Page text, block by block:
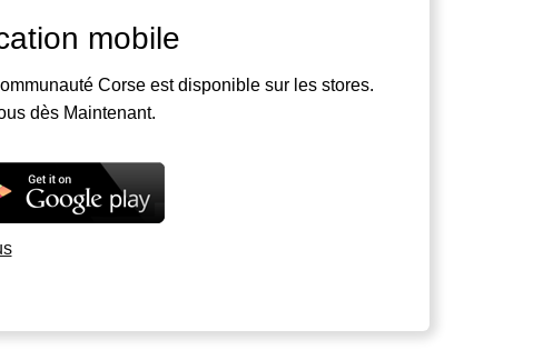
mobile
Corse est disponible sur les stores.
dès Maintenant.